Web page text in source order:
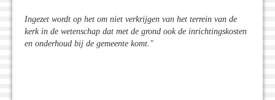
Ingezet wordt op het om niet verkrijgen van het terrein van de
kerk in de wetenschap dat met de grond ook de inrichtingskosten
en onderhoud bij de gemeente komt."